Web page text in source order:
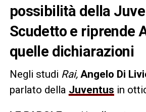
possibilità della
Scudetto e riprende
quelle dichiarazioni
Negli studi Rai, Angelo Di
parlato della Juventus in